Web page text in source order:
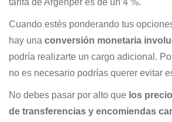
tarifa de Argenper es de un 4 %.
Cuando estés ponderando tus
hay una conversión monetaria
podría realizarte un cargo adicional.
no es necesario podrías querer evitar
No debes pasar por alto que los
de transferencias y encomiendas